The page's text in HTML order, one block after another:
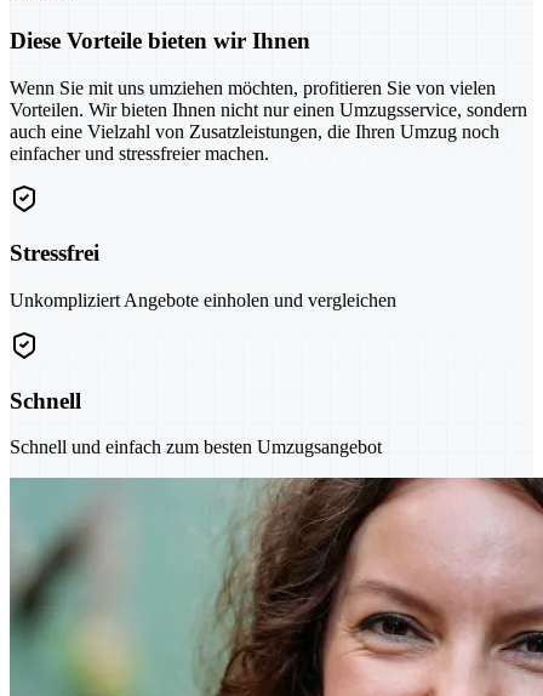
Diese Vorteile bieten wir Ihnen
Wenn Sie mit uns umziehen möchten, profitieren Sie von vielen
Vorteilen. Wir bieten Ihnen nicht nur einen Umzugsservice, sondern
auch eine Vielzahl von Zusatzleistungen, die Ihren Umzug noch
einfacher und stressfreier machen.
Stressfrei
Unkompliziert Angebote einholen und vergleichen
Schnell
Schnell und einfach zum besten Umzugsangebot